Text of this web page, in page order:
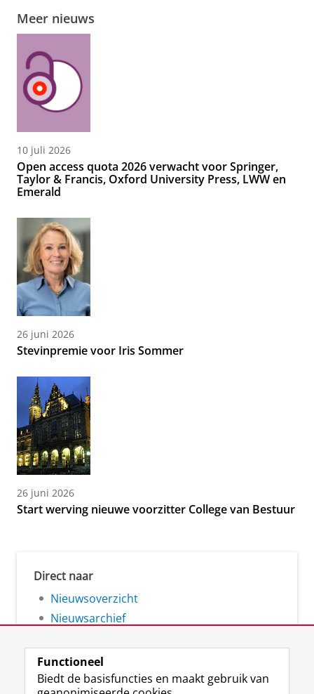
Meer nieuws
10 juli 2026
Open access quota 2026 verwacht voor Springer,
Taylor & Francis, Oxford University Press, LWW en
Emerald
26 juni 2026
Stevinpremie voor Iris Sommer
26 juni 2026
Start werving nieuwe voorzitter College van Bestuur
Direct naar
Nieuwsoverzicht
Nieuwsarchief
Functioneel
Biedt de basisfuncties en maakt gebruik van